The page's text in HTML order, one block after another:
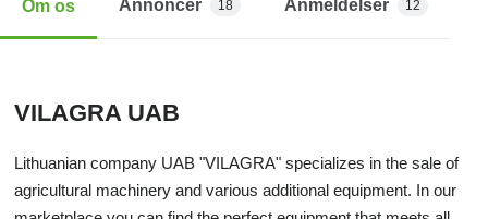
Om os Annoncer 18 Anmeldelser 12
VILAGRA UAB
Lithuanian company UAB "VILAGRA" specializes in the sale of
agricultural machinery and various additional equipment. In our